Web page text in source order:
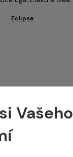
Eclipse
Vašeho